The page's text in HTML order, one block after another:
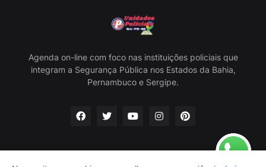
Agenda on-line com foco nas instituições policiais que
integram a Segurança Pública nos Estados da Bahia,
Pernambuco e Sergipe.